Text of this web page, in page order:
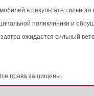
в результате
поликлиники и
ожидается сильный
права защищены.